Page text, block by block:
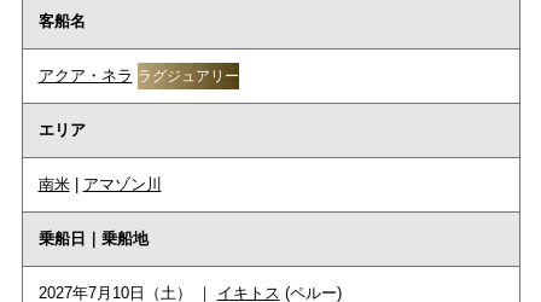
客船名
アクア・ネラ ラグジュアリー
エリア
南米| アマゾン川
乗船日｜乗船地
2027年7月10日（土） ｜ イキトス (ペルー)